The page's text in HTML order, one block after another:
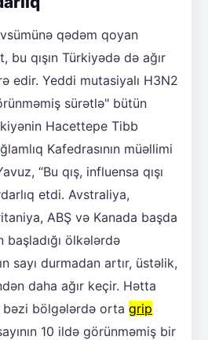
qədəm qoyan
qışın Türkiyədə də ağır
edir. Yeddi mutasiyalı H3N2
sürətlə" bütün
Hacettepe Tibb
Kafedrasının müəllimi
“Bu qış, influensa qışı
etdi. Avstraliya,
ABŞ və Kanada başda
ölkələrdə
sayı durmadan artır, üstəlik,
daha ağır keçir. Hətta
bölgələrdə orta grip
10 ildə görünməmiş bir